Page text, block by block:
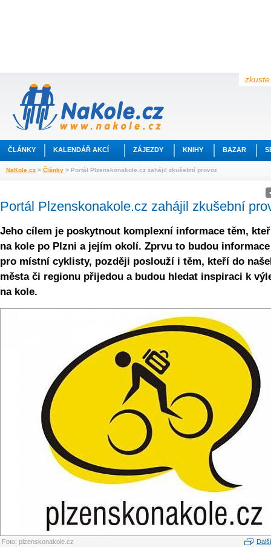
ČLÁNKY KALENDÁŘ AKCÍ ZÁJEZDY KNIHY BAZAR
NaKole.cz > Články > Portál Plzenskonakole.cz zahájil zkušební provoz
Portál Plzenskonakole.cz zahájil zkušební
Jeho cílem je poskytnout komplexní informace těm,
na kole po Plzni a jejím okolí. Zprvu to budou
pro místní cyklisty, později poslouží i těm, kteří do
města či regionu přijedou a budou hledat inspiraci k
na kole.
Foto: plzenskonakole.cz